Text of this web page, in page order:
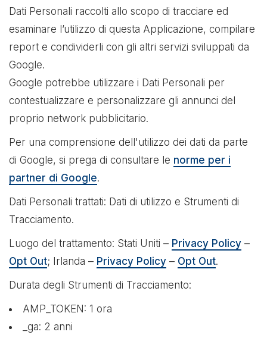
Dati Personali raccolti allo scopo di tracciare ed
esaminare l’utilizzo di questa Applicazione, compilare
report e condividerli con gli altri servizi sviluppati da
Google.
Google potrebbe utilizzare i Dati Personali per
contestualizzare e personalizzare gli annunci del
proprio network pubblicitario.
Per una comprensione dell'utilizzo dei dati da parte
di Google, si prega di consultare le norme per i
partner di Google.
Dati Personali trattati: Dati di utilizzo e Strumenti di
Tracciamento.
Luogo del trattamento: Stati Uniti – Privacy Policy –
Opt Out; Irlanda – Privacy Policy – Opt Out.
Durata degli Strumenti di Tracciamento:
AMP_TOKEN: 1 ora
_ga: 2 anni